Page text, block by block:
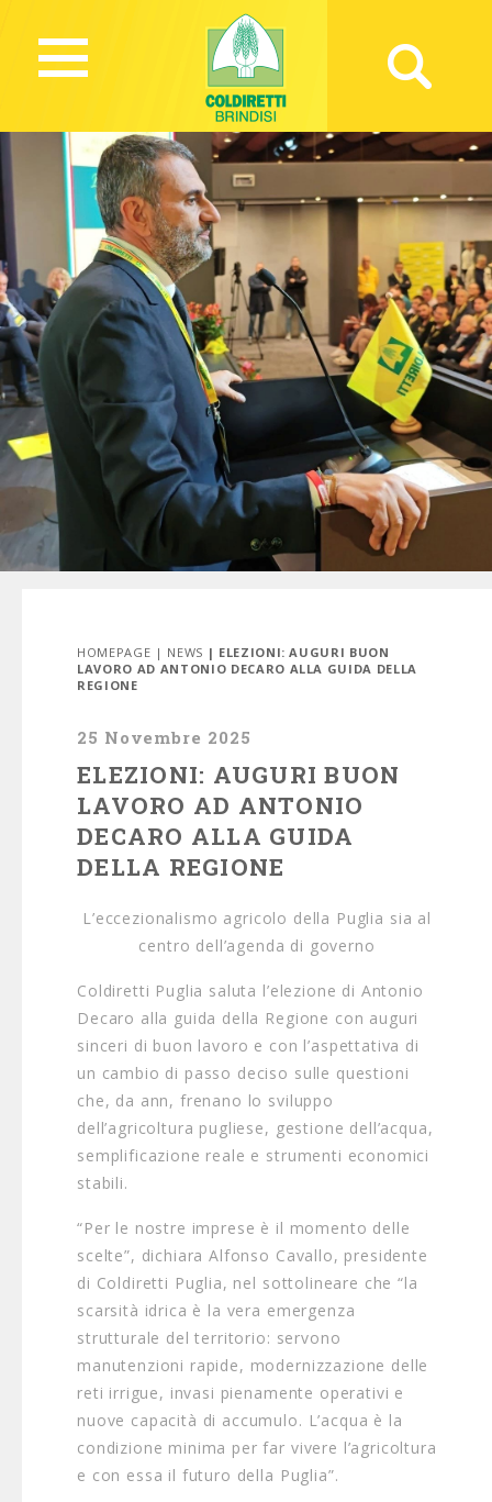
HOMEPAGE | NEWS | ELEZIONI: AUGURI BUON
LAVORO AD ANTONIO DECARO ALLA GUIDA DELLA
REGIONE
25 Novembre 2025
ELEZIONI: AUGURI BUON
LAVORO AD ANTONIO
DECARO ALLA GUIDA
DELLA REGIONE
L’eccezionalismo agricolo della Puglia sia al
centro dell’agenda di governo
Coldiretti Puglia saluta l’elezione di Antonio
Decaro alla guida della Regione con auguri
sinceri di buon lavoro e con l’aspettativa di
un cambio di passo deciso sulle questioni
che, da ann, frenano lo sviluppo
dell’agricoltura pugliese, gestione dell’acqua,
semplificazione reale e strumenti economici
stabili.
“Per le nostre imprese è il momento delle
scelte”, dichiara Alfonso Cavallo, presidente
di Coldiretti Puglia, nel sottolineare che “la
scarsità idrica è la vera emergenza
strutturale del territorio: servono
manutenzioni rapide, modernizzazione delle
reti irrigue, invasi pienamente operativi e
nuove capacità di accumulo. L’acqua è la
condizione minima per far vivere l’agricoltura
e con essa il futuro della Puglia”.